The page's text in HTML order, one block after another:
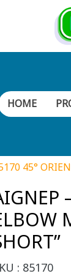
HOME
45°
: 85170